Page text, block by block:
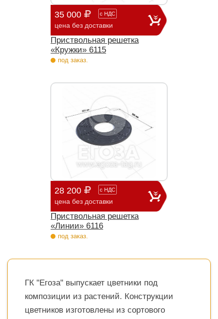
35 000 с НДС
цена без доставки
Приствольная решетка
«Кружки» 6115
под заказ.
28 200 с НДС
цена без доставки
Приствольная решетка
«Линии» 6116
под заказ.
ГК "Егоза" выпускает цветники под
композиции из растений. Конструкции
цветников изготовлены из сортового